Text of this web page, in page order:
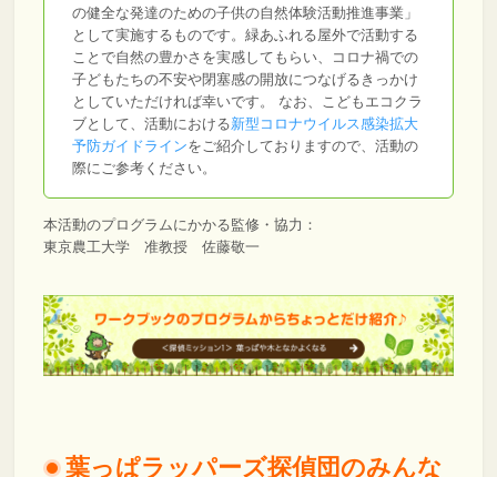
の健全な発達のための子供の自然体験活動推進事業」
として実施するものです。緑あふれる屋外で活動する
ことで自然の豊かさを実感してもらい、コロナ禍での
子どもたちの不安や閉塞感の開放につなげるきっかけ
としていただければ幸いです。
なお、こどもエコクラ
ブとして、活動における新型コロナウイルス感染拡大
予防ガイドラインをご紹介しておりますので、活動の
際にご参考ください。
本活動のプログラムにかかる監修・協力：
東京農工大学 准教授 佐藤敬一
葉っぱラッパーズ探偵団のみんな